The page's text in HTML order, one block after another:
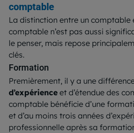
comptable
La distinction entre un comptable
comptable n’est pas aussi
le penser, mais repose
clés.
Formation
Premièrement, il y a une
d’expérience et d’étendue des
comptable bénéficie d’une
et d’au moins trois années
professionnelle après sa